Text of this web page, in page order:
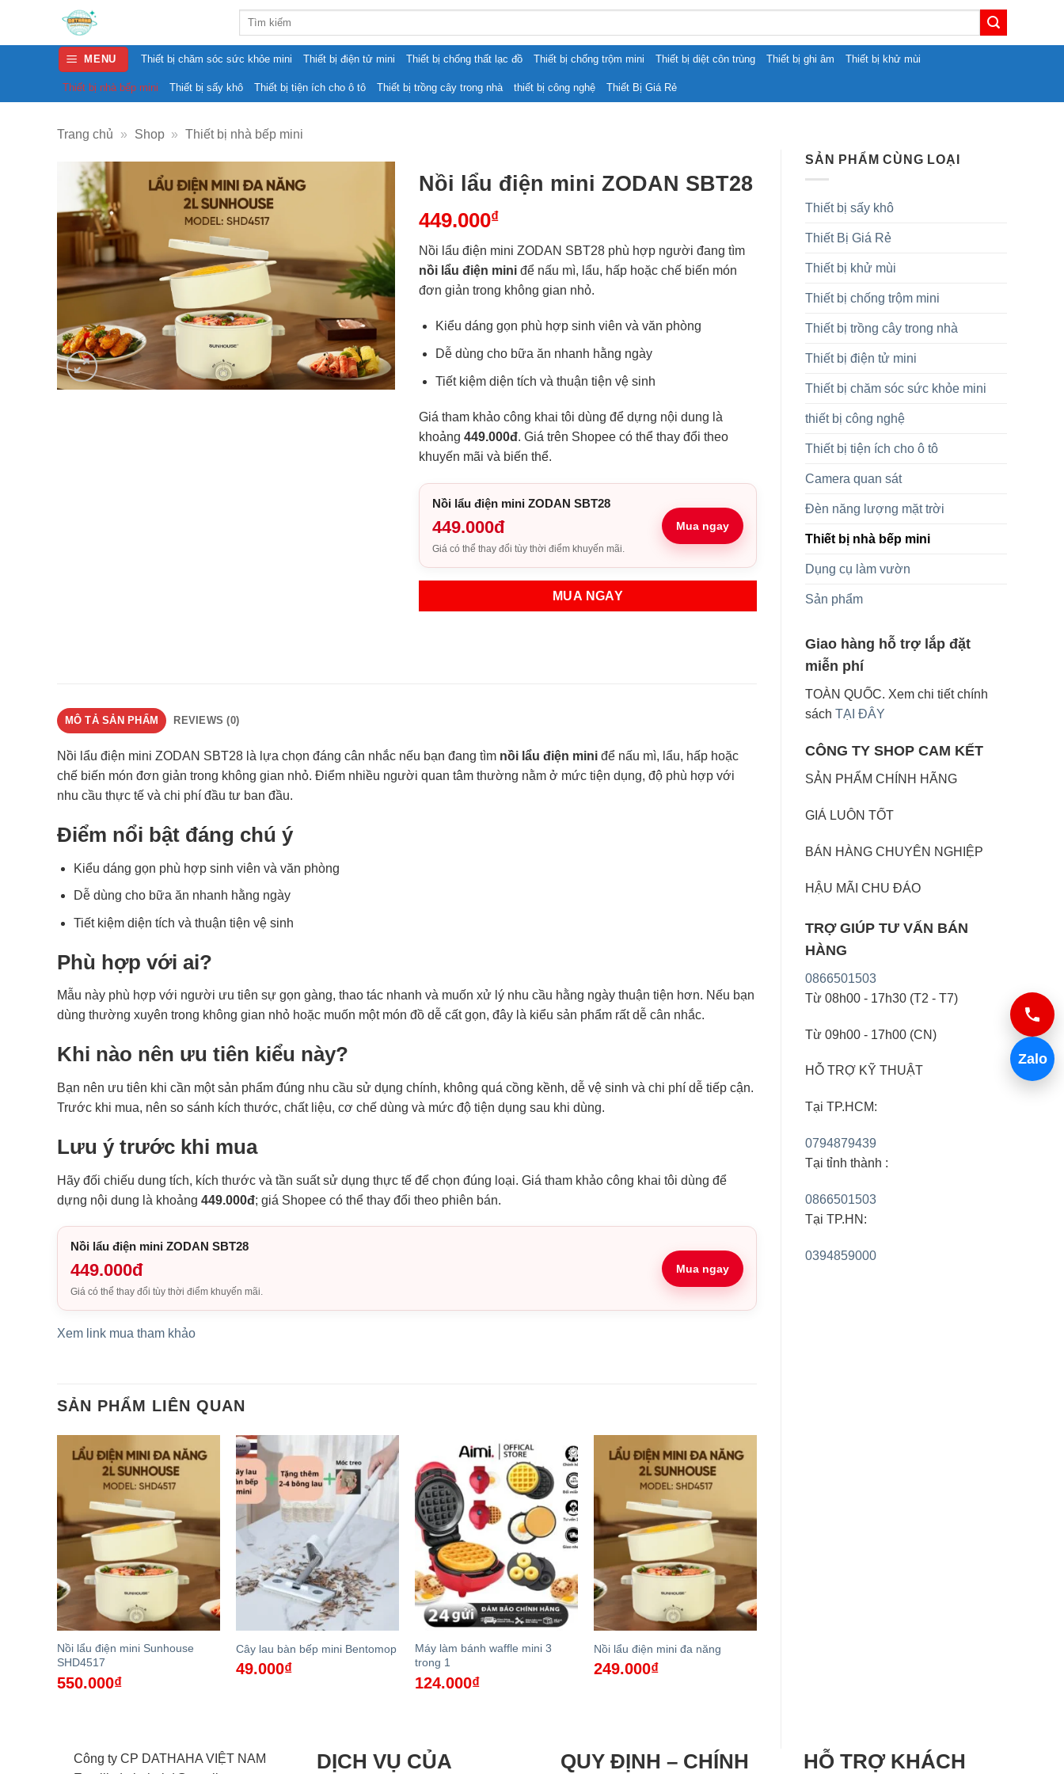
content
Search
MENU Thiết bị chăm sóc sức khỏe mini Thiết bị điện tử mini Thiết bị chống thất lạc đồ Thiết bị chống trộm mini Thiết bị diệt côn trùng Thiết bị ghi âm Thiết bị khử mùi
Thiết bị nhà bếp mini Thiết bị sấy khô Thiết bị tiện ích cho ô tô Thiết bị trồng cây trong nhà thiết bị công nghệ Thiết Bị Giá Rẻ
Trang chủ » Shop » Thiết bị nhà bếp mini
SẢN PHẨM CÙNG LOẠI
Thiết bị sấy khô
Thiết Bị Giá Rẻ
Thiết bị khử mùi
Thiết bị chống trộm mini
Thiết bị trồng cây trong nhà
Thiết bị điện tử mini
Thiết bị chăm sóc sức khỏe mini
thiết bị công nghệ
Thiết bị tiện ích cho ô tô
Camera quan sát
Đèn năng lượng mặt trời
Thiết bị nhà bếp mini
Dụng cụ làm vườn
Sản phẩm
Giao hàng hỗ trợ lắp đặt
miễn phí
TOÀN QUỐC. Xem chi tiết chính
sách TẠI ĐÂY
CÔNG TY SHOP CAM KẾT
SẢN PHẨM CHÍNH HÃNG
GIÁ LUÔN TỐT
BÁN HÀNG CHUYÊN NGHIỆP
HẬU MÃI CHU ĐÁO
TRỢ GIÚP TƯ VẤN BÁN
HÀNG
0866501503
Từ 08h00 - 17h30 (T2 - T7)
Từ 09h00 - 17h00 (CN)
HỖ TRỢ KỸ THUẬT
Tại TP.HCM:
0794879439
Tại tỉnh thành :
0866501503
Tại TP.HN:
0394859000
Nồi lẩu điện mini ZODAN SBT28
449.000₫
Nồi lẩu điện mini ZODAN SBT28 phù hợp người đang tìm
nồi lẩu điện mini để nấu mì, lẩu, hấp hoặc chế biến món
đơn giản trong không gian nhỏ.
Kiểu dáng gọn phù hợp sinh viên và văn phòng
Dễ dùng cho bữa ăn nhanh hằng ngày
Tiết kiệm diện tích và thuận tiện vệ sinh
Giá tham khảo công khai tôi dùng để dựng nội dung là
khoảng 449.000đ. Giá trên Shopee có thể thay đổi theo
khuyến mãi và biến thể.
Nồi lẩu điện mini ZODAN SBT28
449.000đ
Giá có thể thay đổi tùy thời điểm khuyến mãi.
Mua ngay
MUA NGAY
MÔ TẢ SẢN PHẨM REVIEWS (0)
Nồi lẩu điện mini ZODAN SBT28 là lựa chọn đáng cân nhắc nếu bạn đang tìm nồi lẩu điện mini để nấu mì, lẩu, hấp hoặc
chế biến món đơn giản trong không gian nhỏ. Điểm nhiều người quan tâm thường nằm ở mức tiện dụng, độ phù hợp với
nhu cầu thực tế và chi phí đầu tư ban đầu.
Điểm nổi bật đáng chú ý
Kiểu dáng gọn phù hợp sinh viên và văn phòng
Dễ dùng cho bữa ăn nhanh hằng ngày
Tiết kiệm diện tích và thuận tiện vệ sinh
Phù hợp với ai?
Mẫu này phù hợp với người ưu tiên sự gọn gàng, thao tác nhanh và muốn xử lý nhu cầu hằng ngày thuận tiện hơn. Nếu bạn
dùng thường xuyên trong không gian nhỏ hoặc muốn một món đồ dễ cất gọn, đây là kiểu sản phẩm rất dễ cân nhắc.
Khi nào nên ưu tiên kiểu này?
Bạn nên ưu tiên khi cần một sản phẩm đúng nhu cầu sử dụng chính, không quá cồng kềnh, dễ vệ sinh và chi phí dễ tiếp cận.
Trước khi mua, nên so sánh kích thước, chất liệu, cơ chế dùng và mức độ tiện dụng sau khi dùng.
Lưu ý trước khi mua
Hãy đối chiếu dung tích, kích thước và tần suất sử dụng thực tế để chọn đúng loại. Giá tham khảo công khai tôi dùng để
dựng nội dung là khoảng 449.000đ; giá Shopee có thể thay đổi theo phiên bán.
Nồi lẩu điện mini ZODAN SBT28
449.000đ
Giá có thể thay đổi tùy thời điểm khuyến mãi.
Mua ngay
Xem link mua tham khảo
SẢN PHẨM LIÊN QUAN
Nồi lẩu điện mini Sunhouse
SHD4517
550.000₫
Cây lau bàn bếp mini Bentomop
49.000₫
Máy làm bánh waffle mini 3
trong 1
124.000₫
Nồi lẩu điện mini đa năng
249.000₫
Công ty CP DATHAHA VIỆT NAM
DỊCH VỤ CỦA QUY ĐỊNH – CHÍNH HỖ TRỢ KHÁCH
Zalo